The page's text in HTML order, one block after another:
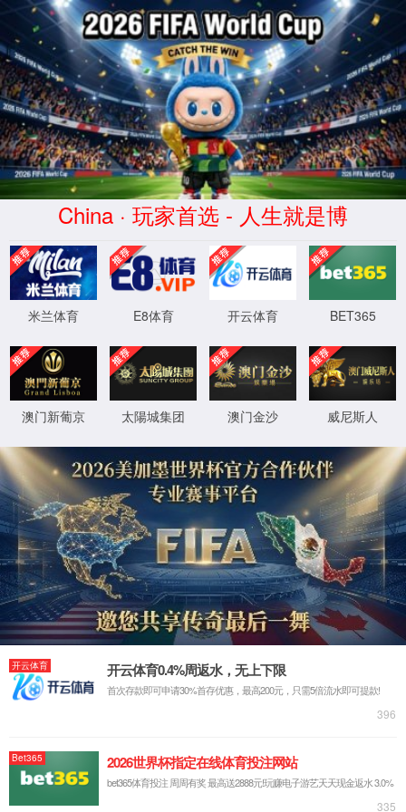
页面错误！请稍后再试～
ThinkPHPV6.0.12LTS{ 十年磨一剑-为API开发设计的高性能框
架 }-官方手册
XML 地图